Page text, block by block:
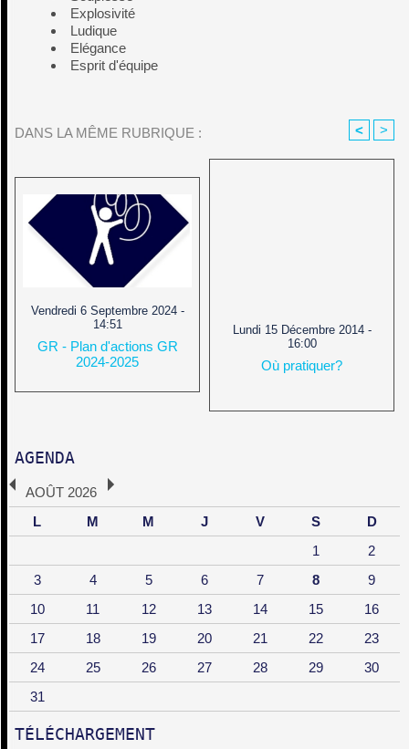
AGENDA
AOÛT 2026
L
M M J V S
D
1
2
3
4 5 6 7 8
9
10
11 12 13 14 15
16
17
18 19 20 21 22
23
24
25 26 27 28 29
30
31
TÉLÉCHARGEMENT
Explosivité
Ludique
Elégance
Esprit d'équipe
DANS LA MÊME RUBRIQUE : < >
Vendredi 6 Septembre 2024 -
14:51
GR - Plan d'actions GR
2024-2025
Lundi 15 Décembre 2014 -
16:00
Où pratiquer?